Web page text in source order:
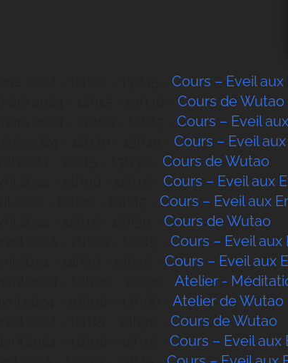
Cours – Eveil
Cours de Wutao
Cours – Eveil
Cours – Eveil
Cours de Wutao
Cours – Eveil aux
Cours – Eveil aux
Cours de Wutao
Cours – Eveil aux
Cours – Eveil aux
Atelier -
Atelier de Wutao
Cours de Wutao
Cours – Eveil aux